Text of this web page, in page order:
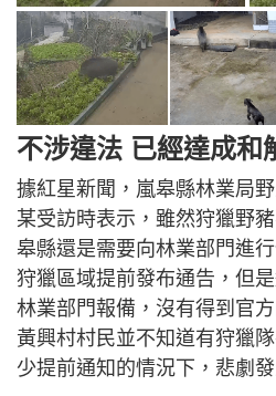
不涉違法 已經達成和
據紅星新聞，嵐皋縣林業局
某受訪時表示，雖然狩獵野
皋縣還是需要向林業部門進
狩獵區域提前發布通告，但
林業部門報備，沒有得到官
黃興村村民並不知道有狩獵
少提前通知的情況下，悲劇發